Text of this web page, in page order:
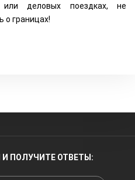
деловых поездках, не
о границах!
ПОЛУЧИТЕ ОТВЕТЫ: